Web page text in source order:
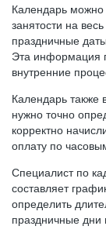
Календарь можно
занятости на
праздничные
Эта информация
внутренние
Календарь также
нужно точно
корректно
оплату по
Специалист по
составляет
определить
праздничные дни